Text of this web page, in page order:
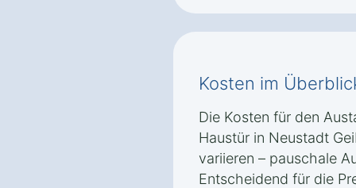
Kosten im
Die Kosten für den
Haustür in Neustadt
variieren – pauschale
Entscheidend für die